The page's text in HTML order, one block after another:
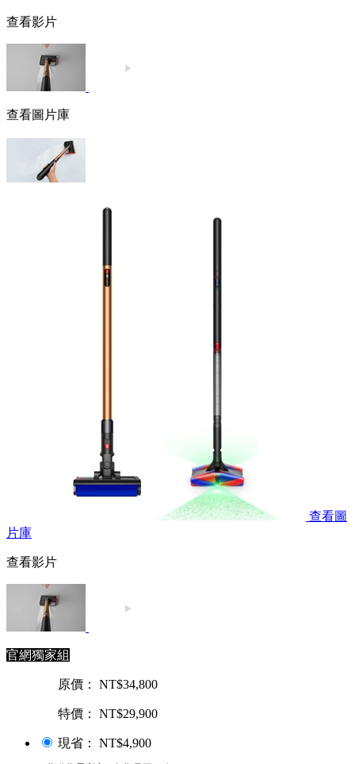
查看影片
查看圖片庫
查看圖
片庫
查看影片
官網獨家組
原價： NT$34,800
特價： NT$29,900
現省： NT$4,900